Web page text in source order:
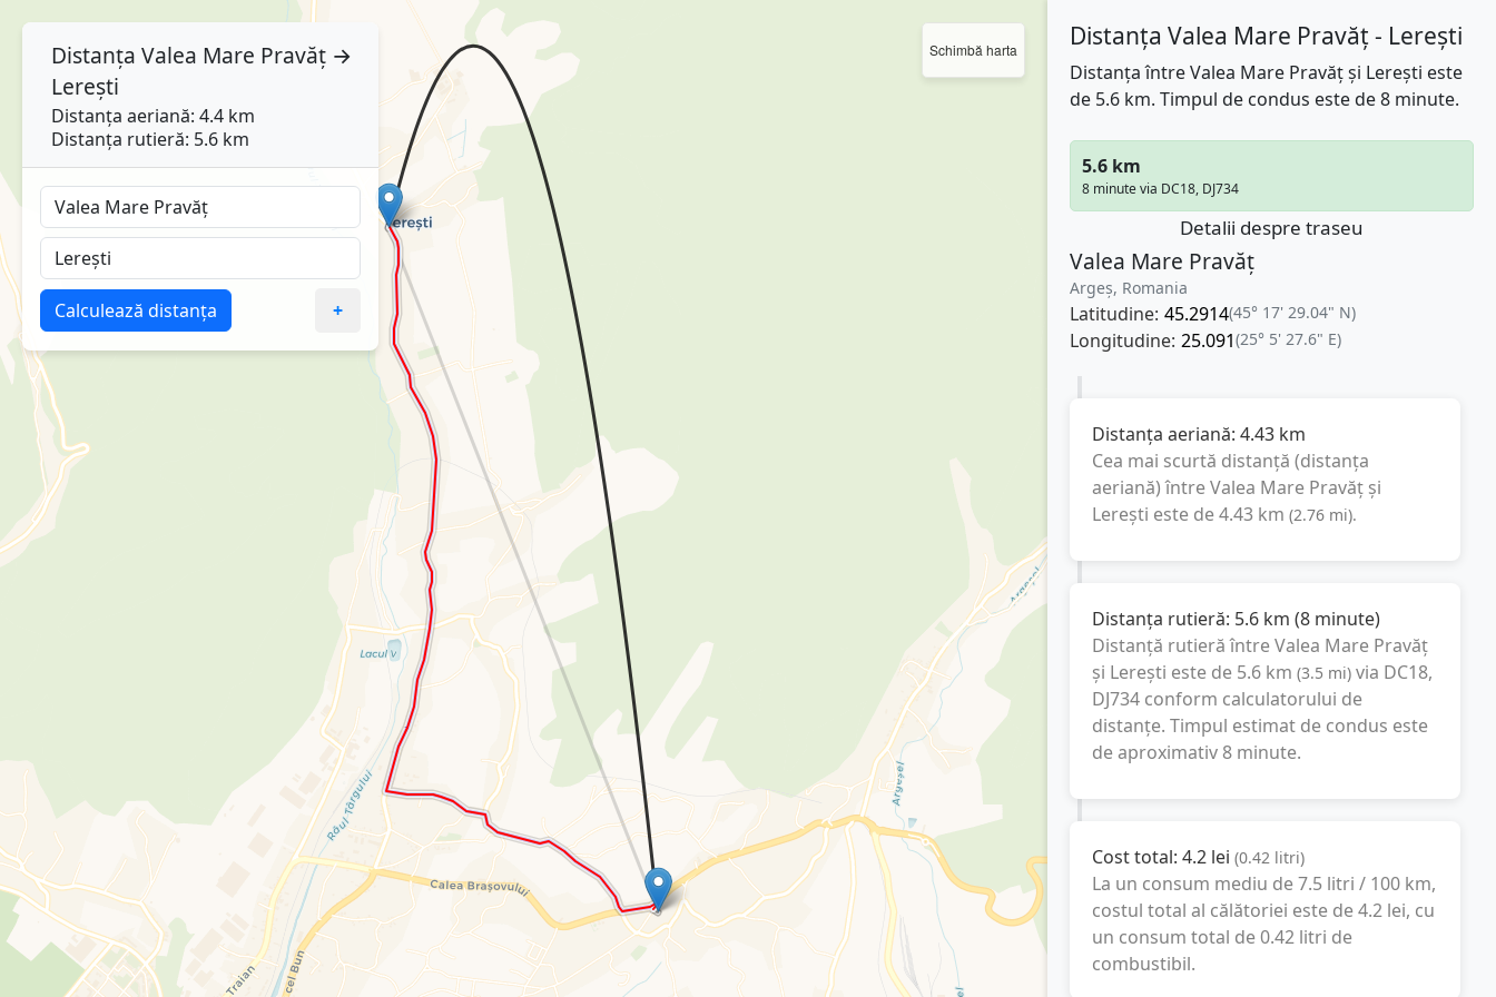
Schimbă harta Distanța Valea Mare Pravăț - Lerești
Distanța între Valea Mare Pravăț și Lerești este
de 5.6 km. Timpul de condus este de 8 minute.
5.6 km
8 minute via DC18, DJ734
Detalii despre traseu
Valea Mare Pravăț
Argeș, Romania
Latitudine: 45.2914(45° 17' 29.04" N)
Longitudine: 25.091(25° 5' 27.6" E)
Distanța aeriană: 4.43 km
Cea mai scurtă distanță (distanța
aeriană) întreValea Mare Pravățși
Lerești este de4.43 km (2.76 mi).
Distanța rutieră: 5.6 km (8 minute)
Distanță rutieră întreValea Mare Pravăț
și Lerești este de 5.6 km (3.5 mi) via DC18,
DJ734conform calculatorului de
distanțe. Timpul estimat de condus este
de aproximativ 8 minute.
Cost total: 4.2 lei (0.42 litri)
La un consum mediu de7.5 litri / 100 km,
costul total al călătoriei este de4.2 lei, cu
un consum total de0.42 litri de
combustibil.
Distanța Valea Mare Pravăț →
Lerești
Distanța aeriană: 4.4 km
Distanța rutieră: 5.6 km
Calculează distanța +